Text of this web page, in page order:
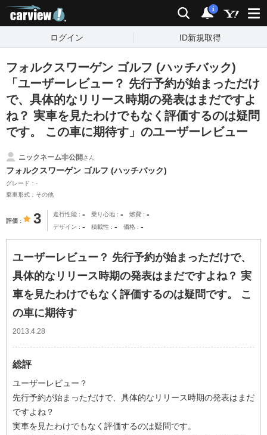
検索 通知
i
ログイン ID新規取得
フォルクスワーゲン ゴルフ (ハッチバック)
「ユーザーレビュー？ 先行予約が始まっただけ
で、具体的なリリース時期の発表はまだですよ
ね？ 実車を見たわけでもなく評価するのは疑問
です。 この車に期待す」のユーザーレビュー
ニックネーム非公開さん
フォルクスワーゲン ゴルフ (ハッチバック)
グレード：-
乗車形式：その他
評価 3 走行性能 - 乗り心地 - 燃費 -
デザイン - 積載性 - 価格 -
ユーザーレビュー？ 先行予約が始まっただけで、
具体的なリリース時期の発表はまだですよね？ 実
車を見たわけでもなく評価するのは疑問です。 こ
の車に期待す
2013.4.28
総評
ユーザーレビュー？
先行予約が始まっただけで、具体的なリリース時期の発表はまだ
ですよね？
実車を見たわけでもなく評価するのは疑問です。